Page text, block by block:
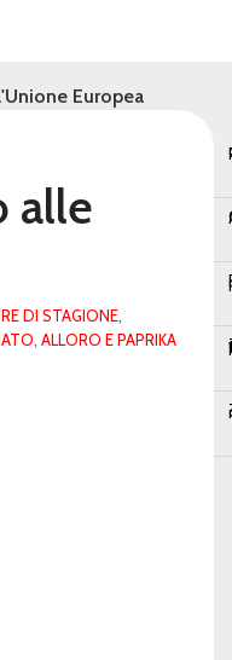
Europea
alle
DI STAGIONE,
ALLORO E PAPRIKA